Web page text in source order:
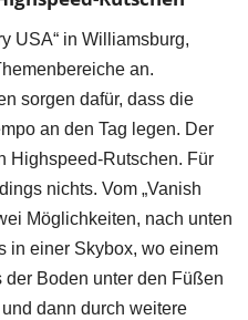
USA“ in Williamsburg,
an.
sorgen dafür, dass die
an den Tag legen. Der
Highspeed-Rutschen. Für
nichts. Vom „Vanish
Möglichkeiten, nach unten
in einer Skybox, wo einem
Boden unter den Füßen
dann durch weitere